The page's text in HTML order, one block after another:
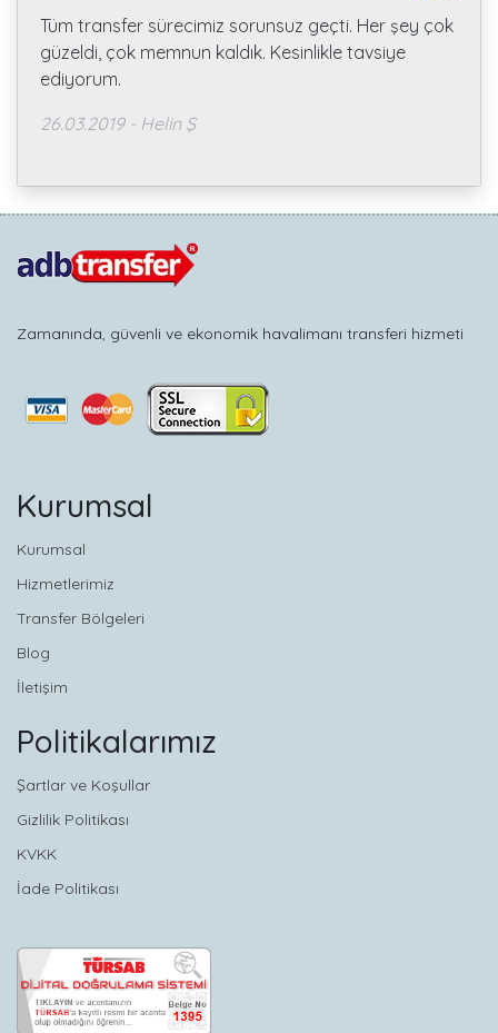
Tüm transfer sürecimiz sorunsuz geçti. Her şey çok
güzeldi, çok memnun kaldık. Kesinlikle tavsiye
ediyorum.
26.03.2019 - Helin Ş
Zamanında, güvenli ve ekonomik havalimanı transferi hizmeti
Kurumsal
Kurumsal
Hizmetlerimiz
Transfer Bölgeleri
Blog
İletişim
Politikalarımız
Şartlar ve Koşullar
Gizlilik Politikası
KVKK
İade Politikası